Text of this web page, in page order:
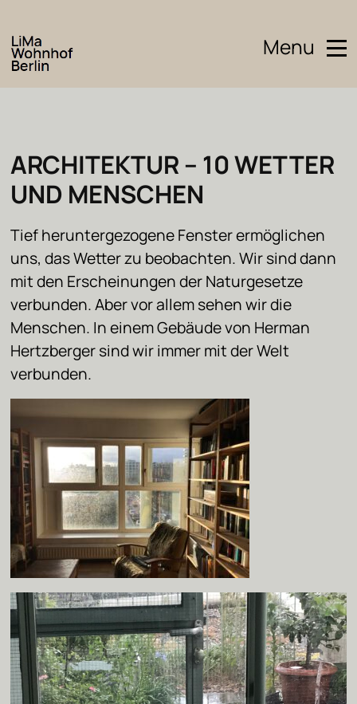
Menu
ARCHITEKTUR – 10 WETTER
UND MENSCHEN
Tief heruntergezogene Fenster ermöglichen
uns, das Wetter zu beobachten. Wir sind dann
mit den Erscheinungen der Naturgesetze
verbunden. Aber vor allem sehen wir die
Menschen. In einem Gebäude von Herman
Hertzberger sind wir immer mit der Welt
verbunden.